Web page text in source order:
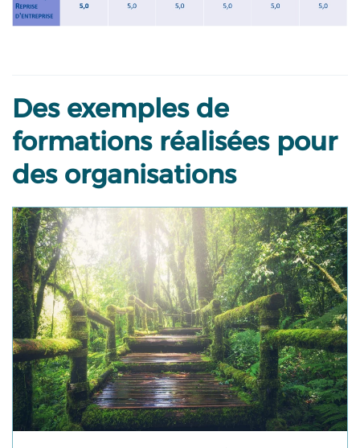
Des exemples de
formations réalisées pour
des organisations
échangerons sur vos pratiques et celles d’autres
professionnels de votre secteur sur les dispositifs
pour vous accompagner (diagnostic,
financement, etc) mais aussi sur le management
de votre institut, le plan de continuité d’activité
ou le livret d’accueil, l’optimisation de votre
communication, la gestion de vos produits,
stocks et déchets, etc.
Tout savoir sur la formation